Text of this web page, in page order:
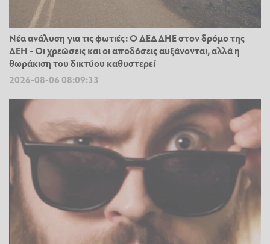
Νέα ανάλυση για τις φωτιές: Ο ΔΕΔΔΗΕ στον δρόμο της
ΔΕΗ - Οι χρεώσεις και οι αποδόσεις αυξάνονται, αλλά η
θωράκιση του δικτύου καθυστερεί
2026-08-06 08:09:33